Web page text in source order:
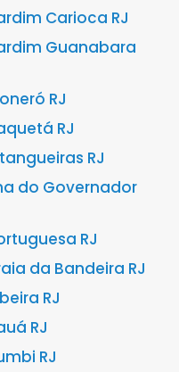
Carioca RJ
Guanabara
RJ
RJ
RJ
do Governador
RJ
da Bandeira RJ
RJ
RJ
RJ